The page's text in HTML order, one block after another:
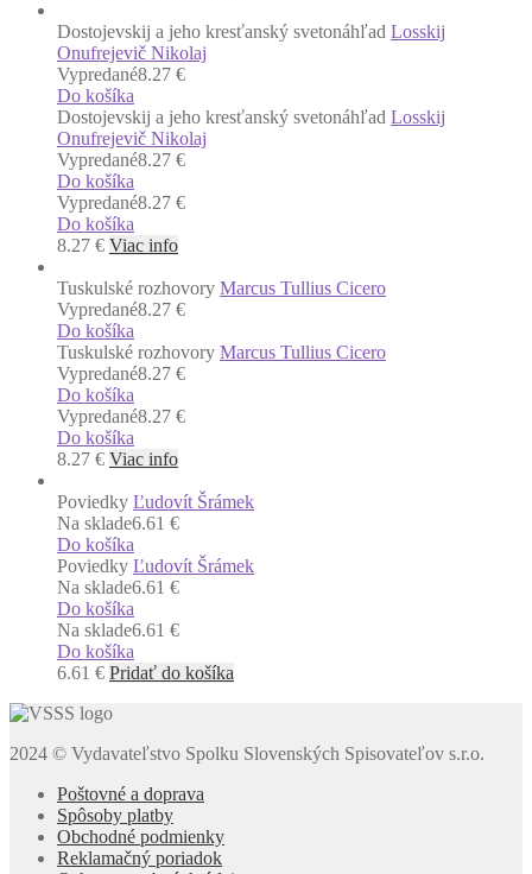
Dostojevskij a jeho kresťanský svetonáhľad Losskij
Onufrejevič Nikolaj
Vypredané8.27 €
Do košíka
Dostojevskij a jeho kresťanský svetonáhľad Losskij
Onufrejevič Nikolaj
Vypredané8.27 €
Do košíka
Vypredané8.27 €
Do košíka
8.27 € Viac info
Tuskulské rozhovory Marcus Tullius Cicero
Vypredané8.27 €
Do košíka
Tuskulské rozhovory Marcus Tullius Cicero
Vypredané8.27 €
Do košíka
Vypredané8.27 €
Do košíka
8.27 € Viac info
Poviedky Ľudovít Šrámek
Na sklade6.61 €
Do košíka
Poviedky Ľudovít Šrámek
Na sklade6.61 €
Do košíka
Na sklade6.61 €
Do košíka
6.61 € Pridať do košíka
2024 © Vydavateľstvo Spolku Slovenských Spisovateľov s.r.o.
Poštovné a doprava
Spôsoby platby
Obchodné podmienky
Reklamačný poriadok